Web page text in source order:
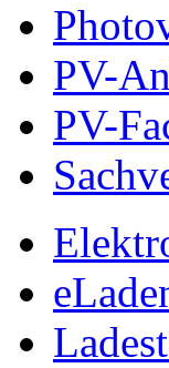
PV-
PV-